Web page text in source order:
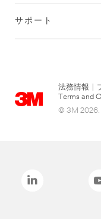
サポート
法務情報
Terms and
© 3M 2026.